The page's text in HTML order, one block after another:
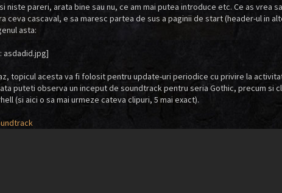
niste pareri, arata bine sau nu, ce am mai putea introduce etc. Ce as vrea
ceva cascaval, e sa maresc partea de sus a paginii de start (header-ul in
asta:
topicul acesta va fi folosit pentru update-uri periodice cu privire la
puteti observa un inceput de soundtrack pentru seria Gothic, precum si
(si aici o sa mai urmeze cateva clipuri, 5 mai exact).